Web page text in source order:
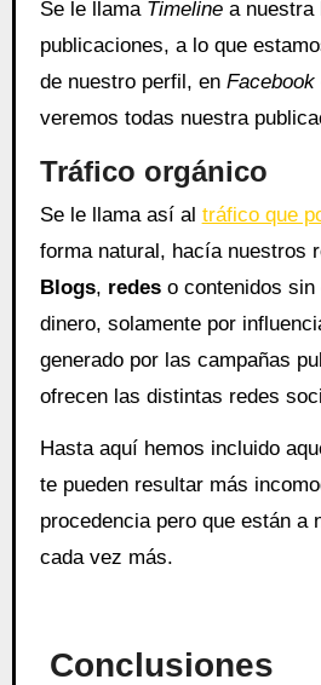
Se le llama Timelinea nuestra
publicaciones, a lo que
de nuestro perfil, en Facebook
veremos todas nuestra
Tráfico orgánico
Se le llama así al tráfico que
forma natural, hacía nuestros
Blogs, redeso contenidos sin
dinero, solamente por
generado por las campañas
ofrecen las distintas redes
Hasta aquí hemos incluido
te pueden resultar más
procedencia pero que están a
cada vez más.
Conclusiones